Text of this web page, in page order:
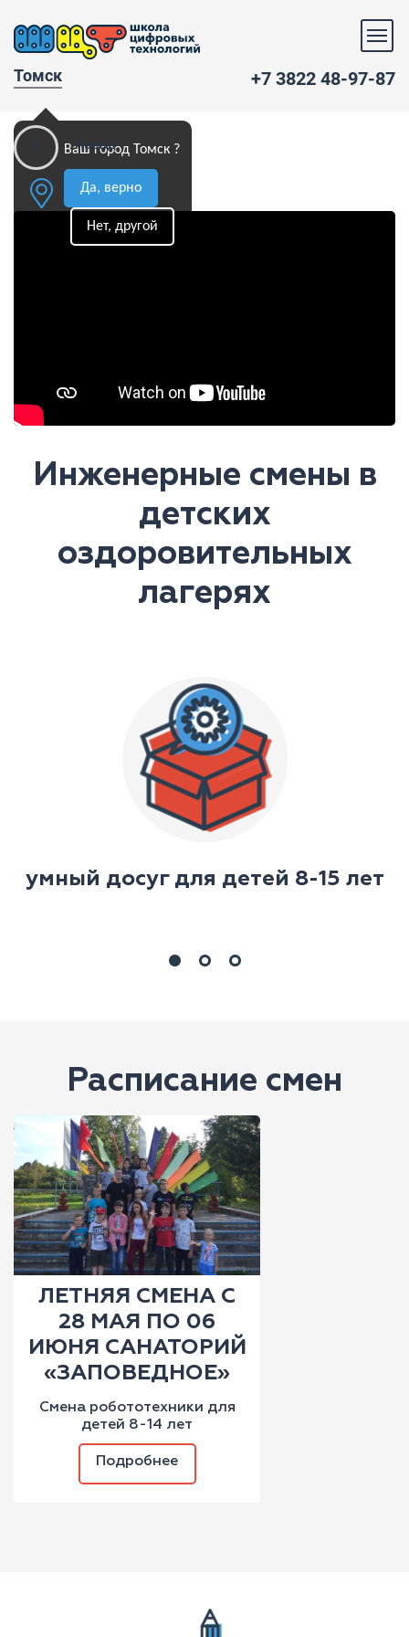
Томск
Ваш город Томск ?
Да, верно
Нет, другой
+7 3822 48-97-87
Назад
Инженерные смены в
детских
оздоровительных
лагерях
умный досуг для детей 8-15 лет
Расписание смен
ЛЕТНЯЯ СМЕНА С
28 МАЯ ПО 06
ИЮНЯ САНАТОРИЙ
«ЗАПОВЕДНОЕ»
Смена робототехники для
детей 8-14 лет
Подробнее